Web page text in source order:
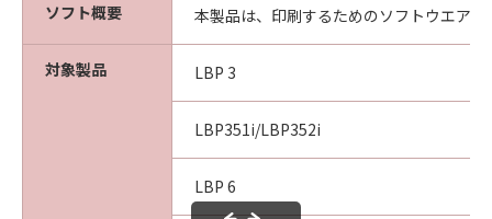
キヤノン株式会社
No.027447
ソフト概要 本製品は、印刷するためのソフトウエアで
対象製品 LBP 3
LBP351i/LBP352i
LBP 6